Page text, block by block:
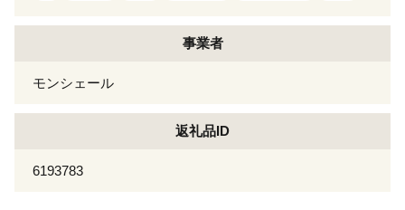
事業者
モンシェール
返礼品ID
6193783